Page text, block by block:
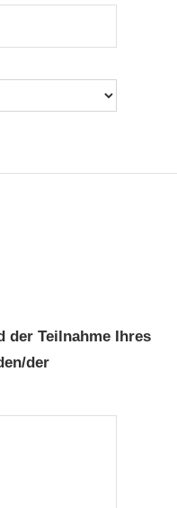
der Teilnahme Ihres
der